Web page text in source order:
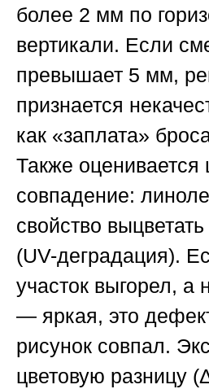
более 2 мм по
вертикали. Если
превышает 5 мм,
признается
как «заплата»
Также оценивается
совпадение:
свойство
(UV-деградация).
участок выгорел, а
— яркая, это
рисунок совпал.
цветовую разницу